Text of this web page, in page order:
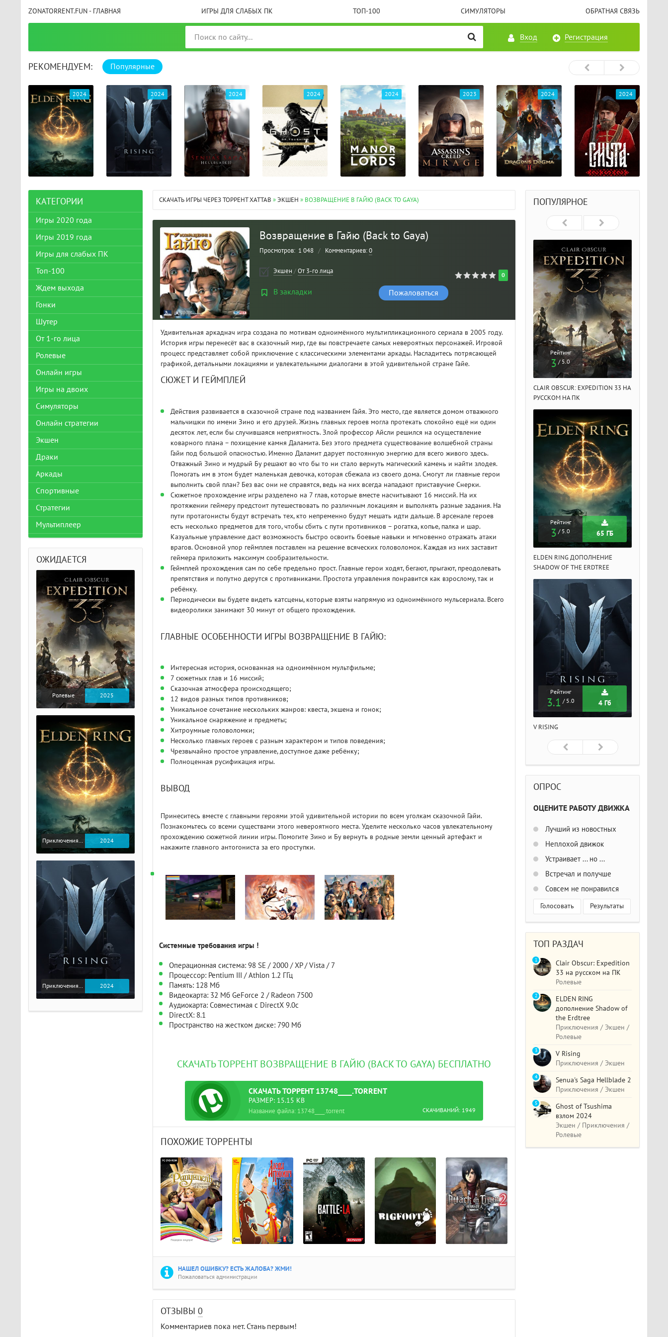
ZONATORRENT.FUN - ГЛАВНАЯ ИГРЫ ДЛЯ СЛАБЫХ ПК ТОП-100 СИМУЛЯТОРЫ ОБРАТНАЯ СВЯЗЬ
Вход Регистрация
РЕКОМЕНДУЕМ: Популярные
2024 2024 2024 2024 2024 2023 2024 2024
СКАЧАТЬ ИГРЫ ЧЕРЕЗ ТОРРЕНТ XATTAB »ЭКШЕН » ВОЗВРАЩЕНИЕ В ГАЙЮ (BACK TO GAYA)
Возвращение в Гайю (Back to Gaya)
Просмотров: 1 048 / Комментариев:0
0
Экшен /От 3-го лица
В закладки Пожаловаться
Удивительная аркаднач игра создана по мотивам одноимённого мультипликационного сериала в 2005 году.
История игры перенесёт вас в сказочный мир, где вы повстречаете самых невероятных персонажей. Игровой
процесс представляет собой приключение с классическими элементами аркады. Насладитесь потрясающей
графикой, детальными локациями и увлекательными диалогами в этой удивительной стране Гайе.
СЮЖЕТ И ГЕЙМПЛЕЙ
Действия развивается в сказочной стране под названием Гайя. Это место, где является домом отважного
мальчишки по имени Зино и его друзей. Жизнь главных героев могла протекать спокойно ещё ни один
десяток лет, если бы случившаяся неприятность. Злой профессор Айсли решился на осуществление
коварного плана – похищение камня Даламита. Без этого предмета существование волшебной страны
Гайи под большой опасностью. Именно Даламит дарует постоянную энергию для всего живого здесь.
Отважный Зино и мудрый Бу решают во что бы то ни стало вернуть магический камень и найти злодея.
Помогать им в этом будет маленькая девочка, которая сбежала из своего дома. Смогут ли главные герои
выполнить свой план? Без вас они не справятся, ведь на них всегда нападают приставучие Снерки.
Сюжетное прохождение игры разделено на 7 глав, которые вместе насчитывают 16 миссий. На их
протяжении геймеру предстоит путешествовать по различным локациям и выполнять разные задания. На
пути протагонисты будут встречать тех, кто непременно будут мешать идти дальше. В арсенале героев
есть несколько предметов для того, чтобы сбить с пути противников – рогатка, копье, палка и шар.
Казуальные управление даст возможность быстро освоить боевые навыки и мгновенно отражать атаки
врагов. Основной упор геймплея поставлен на решение всяческих головоломок. Каждая из них заставит
геймера приложить максимум сообразительности.
Геймплей прохождения сам по себе предельно прост. Главные герои ходят, бегают, прыгают, преодолевать
препятствия и попутно дерутся с противниками. Простота управления понравится как взрослому, так и
ребёнку.
Периодически вы будете видеть катсцены, которые взяты напрямую из одноимённого мульсериала. Всего
видеоролики занимают 30 минут от общего прохождения.
ГЛАВНЫЕ ОСОБЕННОСТИ ИГРЫ ВОЗВРАЩЕНИЕ В ГАЙЮ:
Интересная история, основанная на одноимённом мультфильме;
7 сюжетных глав и 16 миссий;
Сказочная атмосфера происходящего;
12 видов разных типов противников;
Уникальное сочетание нескольких жанров: квеста, экшена и гонок;
Уникальное снаряжение и предметы;
Хитроумные головоломки;
Несколько главных героев с разным характером и типов поведения;
Чрезвычайно простое управление, доступное даже ребёнку;
Полноценная русификация игры.
ВЫВОД
Принеситесь вместе с главными героями этой удивительной истории по всем уголкам сказочной Гайи.
Познакомьтесь со всеми существами этого невероятного места. Уделите несколько часов увлекательному
прохождению сюжетной линии игры. Помогите Зино и Бу вернуть в родные земли ценный артефакт и
накажите главного антогониста за его проступки.
Системные требования игры !
Операционная система: 98 SE / 2000 / XP / Vista / 7
Процессор: Pentium III / Athlon 1.2 ГГц
Память: 128 Мб
Видеокарта: 32 Мб GeForce 2 / Radeon 7500
Аудиокарта: Совместимая с DirectX 9.0с
DirectX: 8.1
Пространство на жестком диске: 790 Мб
СКАЧАТЬ ТОРРЕНТ ВОЗВРАЩЕНИЕ В ГАЙЮ (BACK TO GAYA) БЕСПЛАТНО
СКАЧАТЬТОРРЕНТ 13748____.TORRENT
РАЗМЕР: 15.15 KB
СКАЧИВАНИЙ: 1949
Название файла: 13748____.torrent
ПОХОЖИЕ ТОРРЕНТЫ
НАШЕЛ ОШИБКУ? ЕСТЬ ЖАЛОБА? ЖМИ!
Пожаловаться администрации
ОТЗЫВЫ 0
Комментариев пока нет. Стань первым!
КАТЕГОРИИ
Игры 2020 года
Игры 2019 года
Игры для слабых ПК
Топ-100
Ждем выхода
Гонки
Шутер
От 1-го лица
Ролевые
Онлайн игры
Игры на двоих
Симуляторы
Онлайн стратегии
Экшен
Драки
Аркады
Спортивные
Стратегии
Мультиплеер
ОЖИДАЕТСЯ
Ролевые 2025
Приключения / Экшен / Ролевые 2024
Приключения / Экшен 2024
ПОПУЛЯРНОЕ
Рейтинг
3/ 5.0
3
SHADOW OF THE ERDTREE
Рейтинг
3/ 5.0
3
SHADOW OF THE ERDTREE
Рейтинг
3 / 5.0
CLAIR OBSCUR: EXPEDITION 33 НА
РУССКОМ НА ПК
Рейтинг
3 / 5.0 65 ГБ
ELDEN RING ДОПОЛНЕНИЕ
SHADOW OF THE ERDTREE
Рейтинг
3.1 / 5.0 4 Гб
V RISING
ОПРОС
ОЦЕНИТЕ РАБОТУ ДВИЖКА
Лучший из новостных
Неплохой движок
Устраивает ... но ...
Встречал и получше
Совсем не понравился
Голосовать Результаты
ТОП РАЗДАЧ
Clair Obscur: Expedition
33 на русском на ПК
Ролевые
1
ELDEN RING
дополнение Shadow of
the Erdtree
Приключения / Экшен /
Ролевые
2
V Rising
Приключения / Экшен
3
Senua's Saga Hellblade 2
Приключения / Экшен
4
Ghost of Tsushima
взлом 2024
Экшен / Приключения /
Ролевые
5